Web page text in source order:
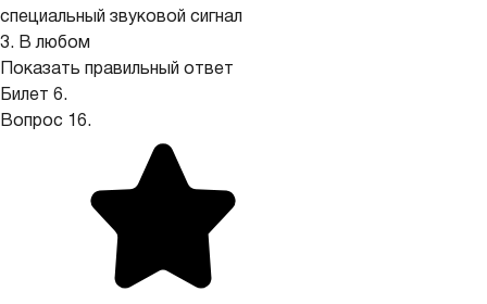
специальный звуковой сигнал
3. В любом
Показать правильный ответ
Билет 6.
Вопрос 16.